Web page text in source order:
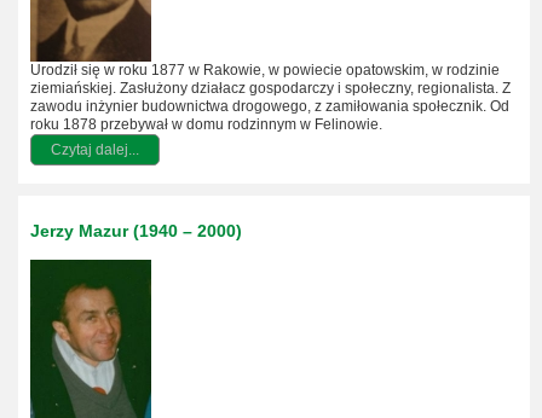
Urodził się w roku 1877 w Rakowie, w powiecie opatowskim, w rodzinie
ziemiańskiej. Zasłużony działacz gospodarczy i społeczny, regionalista. Z
zawodu inżynier budownictwa drogowego, z zamiłowania społecznik. Od
roku 1878 przebywał w domu rodzinnym w Felinowie.
Czytaj dalej...
Jerzy Mazur (1940 – 2000)